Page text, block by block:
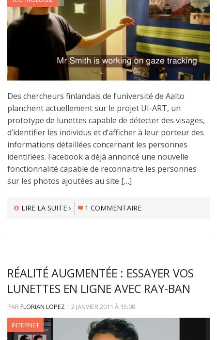
Des chercheurs finlandais de l’université de Aalto
planchent actuellement sur le projet UI-ART, un
prototype de lunettes capable de détecter des visages,
d’identifier les individus et d’afficher à leur porteur des
informations détaillées concernant les personnes
identifiées. Facebook a déjà annoncé une nouvelle
fonctionnalité capable de reconnaitre les personnes
sur les photos ajoutées au site […]
LIRE LA SUITE › 1 COMMENTAIRE
RÉALITÉ AUGMENTÉE : ESSAYER VOS
LUNETTES EN LIGNE AVEC RAY-BAN
PARFLORIAN LOPEZ | 2 JANVIER 2011 À 15:08
INTERNET